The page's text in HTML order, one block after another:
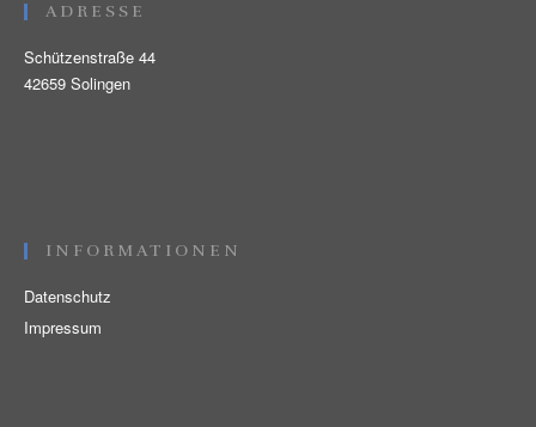
ADRESSE
Schützenstraße 44
42659 Solingen
INFORMATIONEN
Datenschutz
Impressum